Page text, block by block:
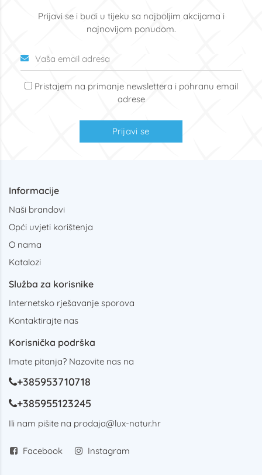
Prijavi se i budi u tijeku sa najboljim akcijama i
najnovijom ponudom.
Pristajem na primanje newslettera i pohranu email
adrese
Prijavi se
Informacije
Naši brandovi
Opći uvjeti korištenja
O nama
Katalozi
Služba za korisnike
Internetsko rješavanje sporova
Kontaktirajte nas
Korisnička podrška
Imate pitanja? Nazovite nas na
+385953710718
+385955123245
Ili nam pišite na prodaja@lux-natur.hr
Facebook Instagram